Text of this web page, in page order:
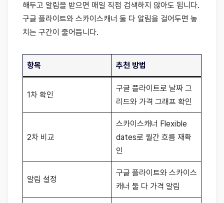
해두고 알림을 받으면 매일 직접 검색하지 않아도 됩니다.
구글 플라이트와 스카이스캐너 둘 다 알림을 걸어두면 놓
치는 구간이 줄어듭니다.
항목 추천 방법
1차 확인
구글 플라이트로 날짜 그
리드와 가격 그래프 확인
2차 비교
스카이스캐너 Flexible
dates로 월간 흐름 재확
인
알림 설정
구글 플라이트와 스카이스
캐너 둘 다 가격 알림